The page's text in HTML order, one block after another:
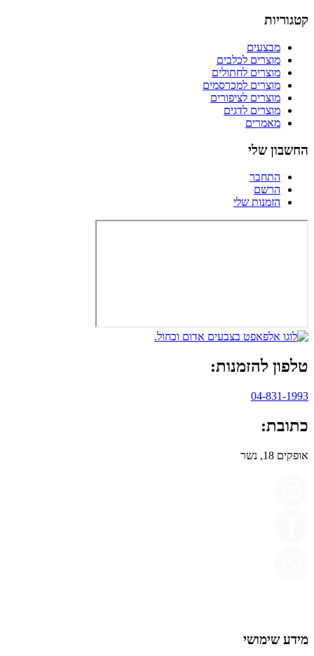
קטגוריות
מבצעים
מוצרים לכלבים
מוצרים לחתולים
מוצרים למכרסמים
מוצרים לציפורים
מוצרים לדגים
מאמרים
החשבון שלי
התחבר
הרשם
הזמנות שלי
טלפון להזמנות:
04-831-1993
כתובת:
אופקים 18, נשר
מידע שימושי